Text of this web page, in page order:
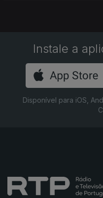
Instale a
Disponível para iOS,